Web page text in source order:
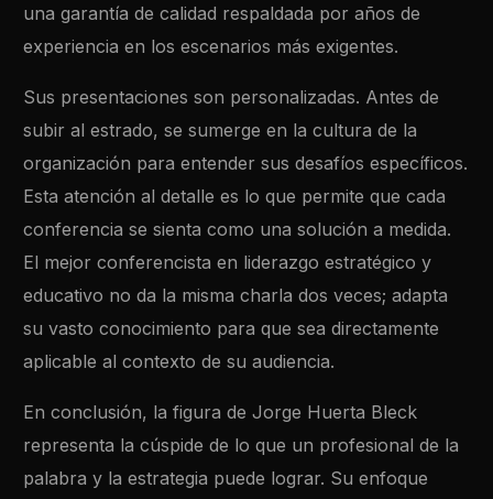
una garantía de calidad respaldada por años de
experiencia en los escenarios más exigentes.
Sus presentaciones son personalizadas. Antes de
subir al estrado, se sumerge en la cultura de la
organización para entender sus desafíos específicos.
Esta atención al detalle es lo que permite que cada
conferencia se sienta como una solución a medida.
El mejor conferencista en liderazgo estratégico y
educativo no da la misma charla dos veces; adapta
su vasto conocimiento para que sea directamente
aplicable al contexto de su audiencia.
En conclusión, la figura de Jorge Huerta Bleck
representa la cúspide de lo que un profesional de la
palabra y la estrategia puede lograr. Su enfoque